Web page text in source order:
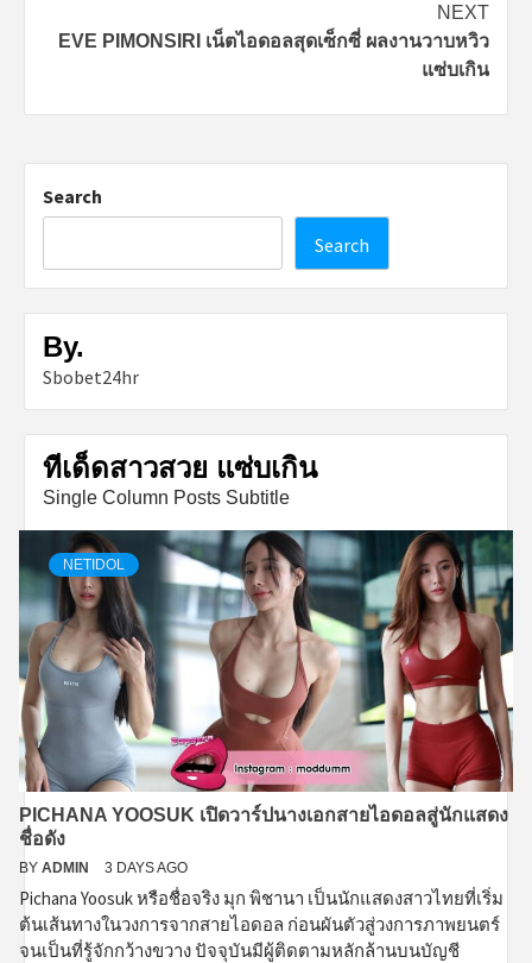
NEXT
EVE PIMONSIRI เน็ตไอดอลสุดเซ็กซี่ ผลงานวาบหวิว
แซ่บเกิน
Search
Search
By.
Sbobet24hr
ทีเด็ดสาวสวย แซ่บเกิน
Single Column Posts Subtitle
NETIDOL
PICHANA YOOSUK เปิดวาร์ปนางเอกสายไอดอลสู่นักแสดง
ชื่อดัง
BY ADMIN 3 DAYS AGO
Pichana Yoosuk หรือชื่อจริง มุก พิชานา เป็นนักแสดงสาวไทยที่เริ่ม
ต้นเส้นทางในวงการจากสายไอดอล ก่อนผันตัวสู่วงการภาพยนตร์
จนเป็นที่รู้จักกว้างขวาง ปัจจุบันมีผู้ติดตามหลักล้านบนบัญชี